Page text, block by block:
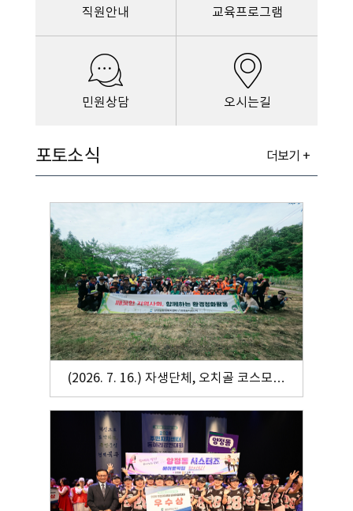
직원안내 교육프로그램
민원상담 오시는길
포토소식 더보기 +
(2026. 7. 16.) 자생단체, 오치골 코스모스
길 만들기